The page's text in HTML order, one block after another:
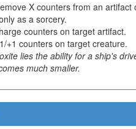
X counters from an
as a sorcery.
counters on target artifact.
+1 counters on target creature.
lies the ability for a ship's
much smaller.